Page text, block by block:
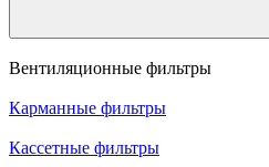
Вентиляционные фильтры
Карманные фильтры
Кассетные фильтры